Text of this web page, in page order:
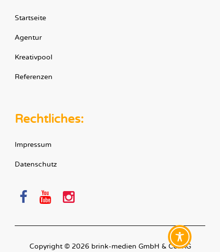
Startseite
Agentur
Kreativpool
Referenzen
Rechtliches:
Impressum
Datenschutz
Copyright © 2026 brink-medien GmbH & Co. KG